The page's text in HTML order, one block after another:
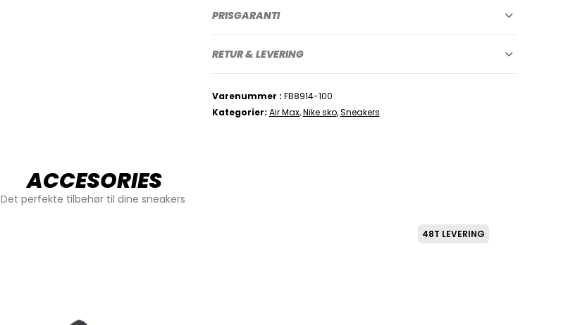
PRISGARANTI
RETUR & LEVERING
Varenummer
FB8914-100
Kategorier Air Max,Nike sko,Sneakers
ACCESORIES
Det perfekte tilbehør til dine sneakers
48T LEVERING